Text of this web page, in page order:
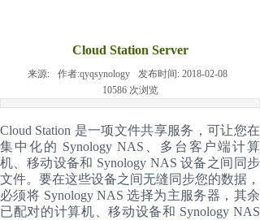
Cloud Station Server
来源: 作者:qyqsynology 发布时间: 2018-02-08
10586 次浏览
Cloud Station 是一项文件共享服务，可让您在
集中化的 Synology NAS、多台客户端计算
机、移动设备和 Synology NAS 设备之间同步
文件。要在这些设备之间无缝同步您的数据，
必须将 Synology NAS 选择为主服务器，其余
已配对的计算机、移动设备和 Synology NAS